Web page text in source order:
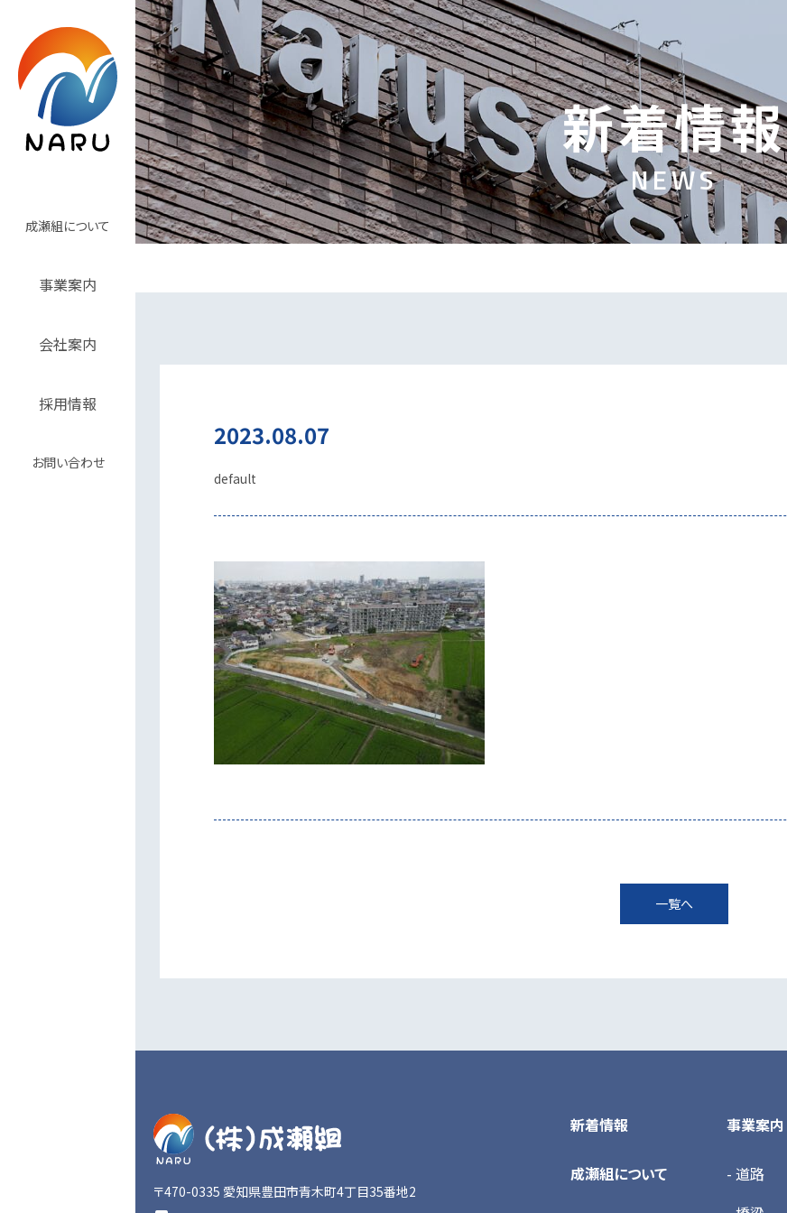
成瀬組について
事業案内
会社案内
採用情報
お問い合わせ
新着情報
NEWS
2023.08.07
default
一覧へ
〒470-0335 愛知県豊田市青木町4丁目35番地2
新着情報
成瀬組について
事業案内
- 道路